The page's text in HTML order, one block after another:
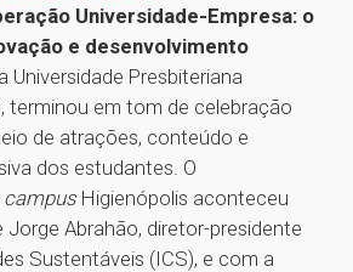
Universidade-Empresa: o
e desenvolvimento
Universidade Presbiteriana
terminou em tom de celebração
de atrações, conteúdo e
dos estudantes. O
campus Higienópolis aconteceu
Jorge Abrahão, diretor-presidente
Sustentáveis (ICS), e com a